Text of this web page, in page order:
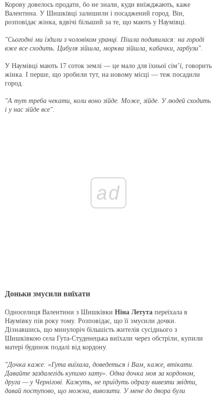
Корову довелось продати, бо не знали, куди виїжджають, каже
Валентина. У Шишківці залишили і посаджений город. Він,
розповідає жінка, вдвічі більший за те, що мають у Наумівці.
"Сьогодні ми їздили з чоловіком уранці. Пішла подивилася: на городі
вже все сходить. Цибуля зійшла, морква зійшла, кабачки, гарбузи".
У Наумівці мають 17 соток землі — це мало для їхньої сім’ї, говорить
жінка. І перше, що зробили тут, на новому місці — теж посадили
город.
"А тут треба чекати, коли воно зійде. Може, зійде. У людей сходить
і у нас зійде все".
ad
Доньки змусили виїхати
Односелиця Валентини з Шишківки Ніна Летута переїхала в
Наумівку пів року тому. Розповідає, що її змусили дочки.
Дізнавшись, що минулоріч більшість жителів сусіднього з
Шишківкою села Гута-Студенецька виїхали через обстріли, купили
матері будинок подалі від кордону.
"Дочка каже: «Гута виїхала, доведеться і Вам, каже, втікати.
Давайте заздалегідь купимо хату». Одна дочка моя за кордоном,
друга — у Чернігові. Кажуть, не приїдуть одразу вивезти звідти,
давай поступово, що можна, вивозити. У мене до двора були